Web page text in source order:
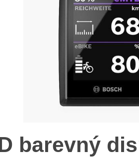
barevný